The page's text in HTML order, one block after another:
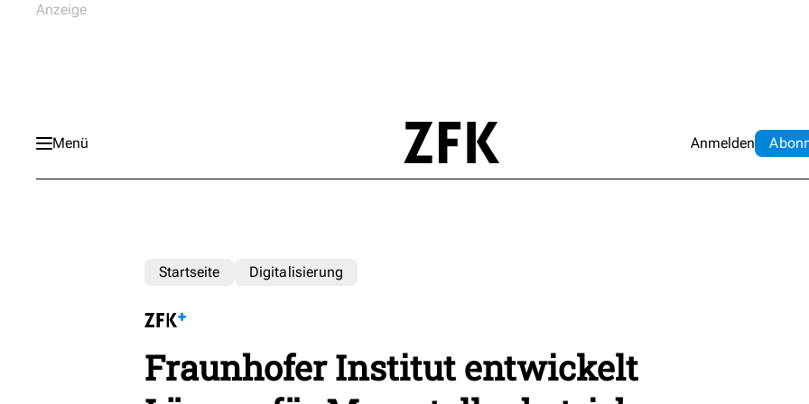
Menü Anmelden Abo
Startseite Digitalisierung
Fraunhofer Institut entwickelt